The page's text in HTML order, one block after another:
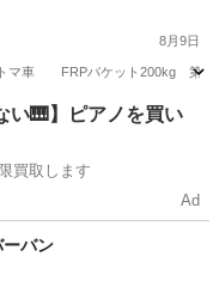
8月9日
マ車 FRPバケット200kg 第3
い🎹】ピアノを買い
買取します
Ad
ーバン